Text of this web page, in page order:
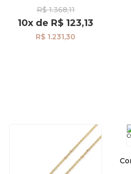
60cm co03776
R$ 1.368,11
10x de R$ 123,13
R$ 1.231,30